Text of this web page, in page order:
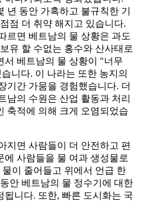
년 동안 가혹하고 불규칙한 기
점 더 취약 해지고 있습니다.
르면 베트남의 물 상황은 과도
유 할 수없는 홍수와 산사태로
서 베트남의 물 상황이 "너무
니다. 이 나라는 또한 농지의
기간 가뭄을 경험했습니다. 더
남의 수원은 산업 활동과 처리
축적에 의해 크게 오염되었습
지면 사람들이 더 안전하고 편
사람들을 물 여과 생성물로
이 줄어들고 위에서 언급 한
안 베트남의 물 정수기에 대한
니다. 또한, 빠른 도시화는 국